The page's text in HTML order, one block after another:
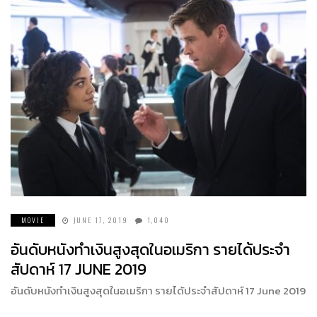
MOVIE JUNE 17, 2019 1,040
อันดับหนังทำเงินสูงสุดในอเมริกา รายได้ประจำ
สัปดาห์ 17 JUNE 2019
อันดับหนังทำเงินสูงสุดในอเมริกา รายได้ประจำสัปดาห์ 17 June 2019